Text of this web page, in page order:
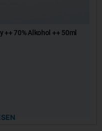
++ 70% Alkohol ++ 50ml